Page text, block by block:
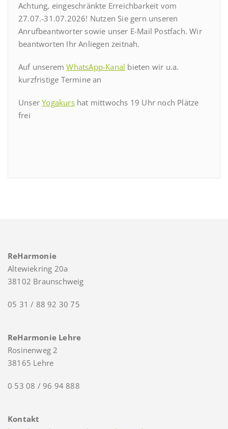
Achtung, eingeschränkte Erreichbarkeit vom
27.07.-31.07.2026! Nutzen Sie gern unseren
Anrufbeantworter sowie unser E-Mail Postfach. Wir
beantworten Ihr Anliegen zeitnah.
Auf unseremWhatsApp-Kanal bieten wir u.a.
kurzfristige Termine an
UnserYogakurshat mittwochs 19 Uhr noch Plätze
frei
ReHarmonie
Altewiekring 20a
38102 Braunschweig
05 31 / 88 92 30 75
ReHarmonie Lehre
Rosinenweg 2
38165 Lehre
0 53 08 / 96 94 888
Kontakt